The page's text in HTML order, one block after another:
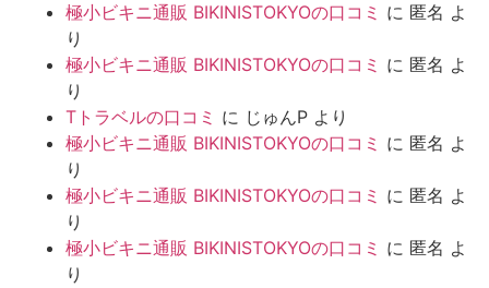
極小ビキニ通販 BIKINISTOKYOの口コミ に 匿名 よ
り
極小ビキニ通販 BIKINISTOKYOの口コミ に 匿名 よ
り
Tトラベルの口コミ に じゅんP より
極小ビキニ通販 BIKINISTOKYOの口コミ に 匿名 よ
り
極小ビキニ通販 BIKINISTOKYOの口コミ に 匿名 よ
り
極小ビキニ通販 BIKINISTOKYOの口コミ に 匿名 よ
り